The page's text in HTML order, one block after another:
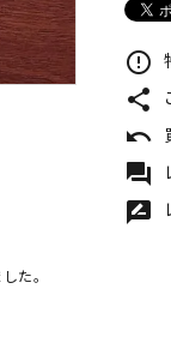
た。
error_outline
share
undo
forum
rate_review